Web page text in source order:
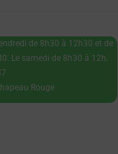
de 8h30 à 12h30 et de
Le samedi de 8h30 à 12h.
Rouge